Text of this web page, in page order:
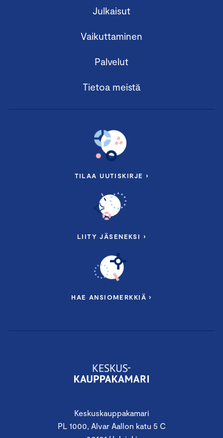
Keskuskauppakamari
PL 1000, Alvar Aallon katu 5 C
Julkaisut
Vaikuttaminen
Palvelut
Tietoa meistä
TILAA UUTISKIRJE ›
LIITY JÄSENEKSI ›
HAE ANSIOMERKKIÄ ›